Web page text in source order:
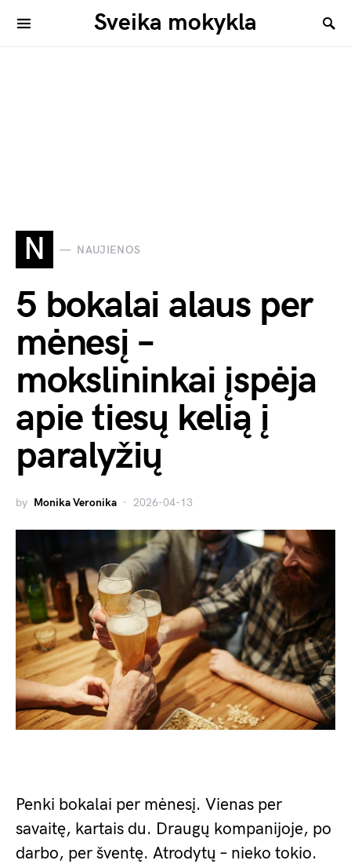
Sveika mokykla
N NAUJIENOS
5 bokalai alaus per
mėnesį –
mokslininkai įspėja
apie tiesų kelią į
paralyžių
by Monika Veronika 2026-04-13
Penki bokalai per mėnesį. Vienas per
savaitę, kartais du. Draugų kompanijoje, po
darbo, per šventę. Atrodytų – nieko tokio.